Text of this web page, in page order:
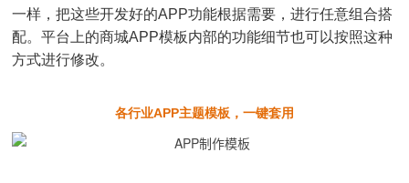
一样，把这些开发好的APP功能根据需要，进行任意组合搭
配。平台上的商城APP模板内部的功能细节也可以按照这种
方式进行修改。
各行业APP主题模板，一键套用